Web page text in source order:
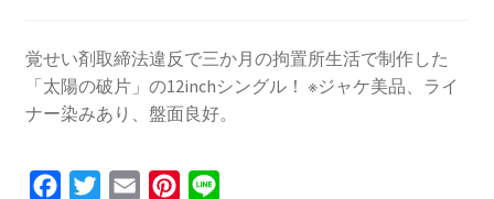
覚せい剤取締法違反で三か月の拘置所生活で制作した
「太陽の破片」の12inchシングル！ ※ジャケ美品、ライ
ナー染みあり、盤面良好。